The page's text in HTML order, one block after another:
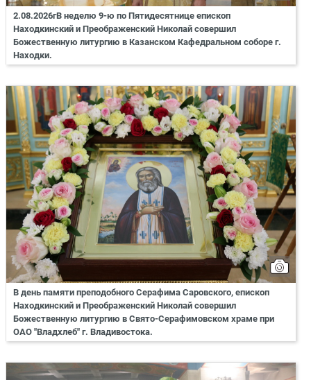
2.08.2026гВ неделю 9-ю по Пятидесятнице епископ
Находкинский и Преображенский Николай совершил
Божественную литургию в Казанском Кафедральном соборе г.
Находки.
В день памяти преподобного Серафима Саровского, епископ
Находкинский и Преображенский Николай совершил
Божественную литургию в Свято-Серафимовском храме при
ОАО "Владхлеб" г. Владивостока.